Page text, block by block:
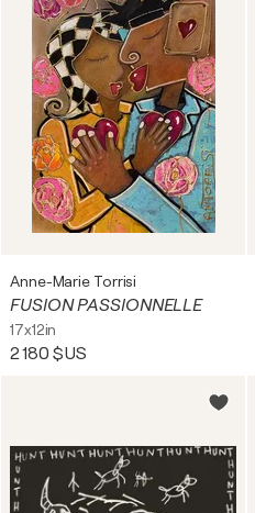
Anne-Marie Torrisi
FUSION PASSIONNELLE
17x12in
2 180 $US